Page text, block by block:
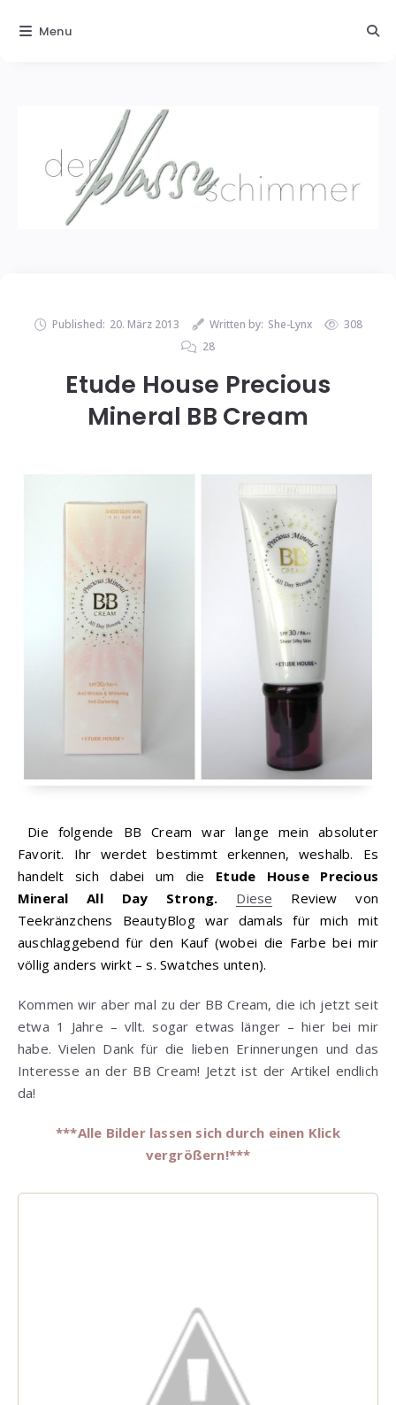
Published: 20. März 2013 Written by: She-Lynx
308
28
Etude House Precious
Mineral BB Cream
Die folgende BB Cream war lange mein absoluter
Favorit. Ihr werdet bestimmt erkennen, weshalb. Es
handelt sich dabei um die Etude House Precious
Mineral All Day Strong. Diese Review von
Teekränzchens BeautyBlog war damals für mich mit
auschlaggebend für den Kauf (wobei die Farbe bei mir
völlig anders wirkt – s. Swatches unten).
Kommen wir aber mal zu der BB Cream, die ich jetzt seit
etwa 1 Jahre – vllt. sogar etwas länger – hier bei mir
habe. Vielen Dank für die lieben Erinnerungen und das
Interesse an der BB Cream! Jetzt ist der Artikel endlich
da!
***Alle Bilder lassen sich durch einen Klick
vergrößern!***
Menu